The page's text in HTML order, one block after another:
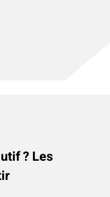
? Les